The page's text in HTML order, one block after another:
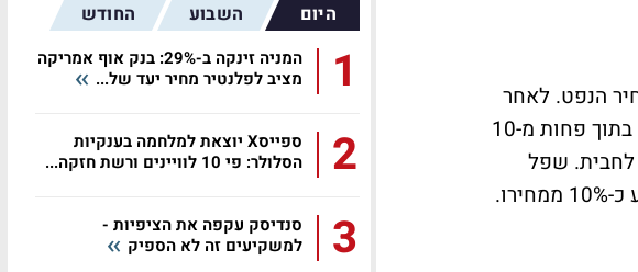
הנפט. לאחר
שאתמול נסחר בירידות חדות בשיעור של 5%, מחיר הנפט ממשיך לצנוח גם הבוקר (ו'). בתוך פחות מ-10
האחרונה צלילה של 3% והגיע לידי מחיר של 45 דולר לחבית. שפל
שלא נרשם כמותו מאז תחילת נובמבר אשתקד. בהסתכלות שבועית, הנפט איבד השבוע כ-10% ממחירו.
היום השבוע החודש
1
המניה זינקה ב-29%: בנק אוף אמריקה
מציב לפלנטיר מחיר יעד של...
2
ספייסX יוצאת למלחמה בענקיות
הסלולר: פי 10 לוויינים ורשת חזקה...
3
סנדיסק עקפה את הציפיות -
למשקיעים זה לא הספיק